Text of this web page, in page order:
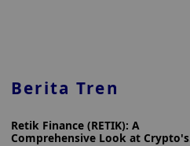
Berita Tren
Retik Finance (RETIK): A
Comprehensive Look at Crypto's